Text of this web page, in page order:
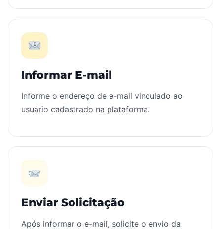
Informar E-mail
Informe o endereço de e-mail vinculado ao
usuário cadastrado na plataforma.
Enviar Solicitação
Após informar o e-mail, solicite o envio da